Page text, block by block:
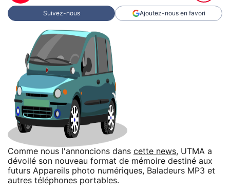
Suivez-nous Ajoutez-nous en favori
Comme nous l'annoncions dans cette news, UTMA a
dévoilé son nouveau format de mémoire destiné aux
futurs Appareils photo numériques, Baladeurs MP3 et
autres téléphones portables.